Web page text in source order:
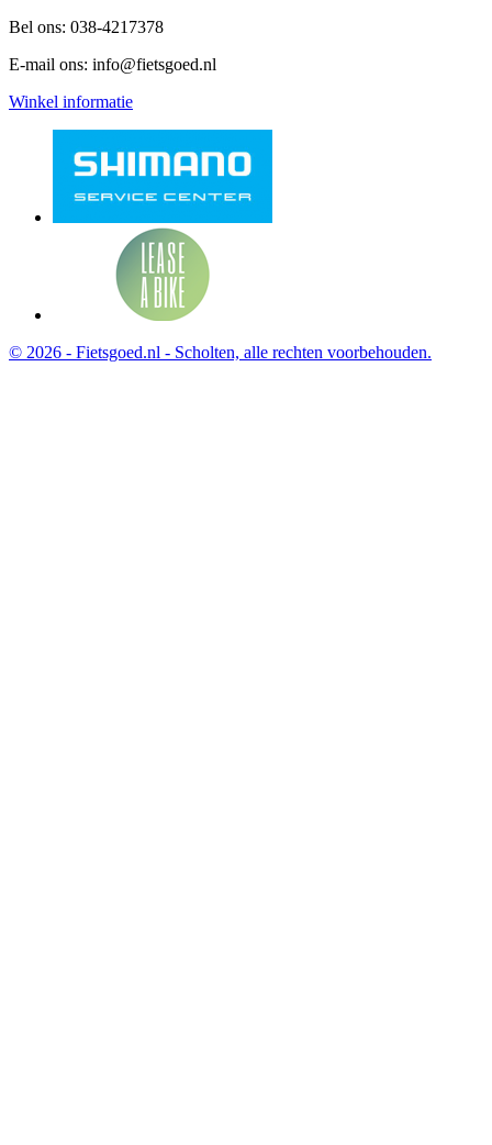
Bel ons: 038-4217378
E-mail ons: info@fietsgoed.nl
Winkel informatie
© 2026 - Fietsgoed.nl - Scholten, alle rechten voorbehouden.